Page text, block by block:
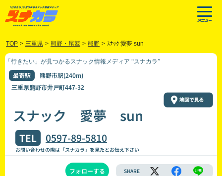
TOP > 三重県 > 熊野・尾鷲 > 熊野 > ｽﾅｯｸ 愛夢 sun
「行きたい」が見つかるスナック情報メディア “スナカラ”
最寄駅 熊野市駅(240m)
三重県熊野市井戸町447-32
スナック 愛夢 sun
TEL 0597-89-5810
お問い合わせの際は「スナカラ」を見たとお伝え下さい
フォローする SHARE